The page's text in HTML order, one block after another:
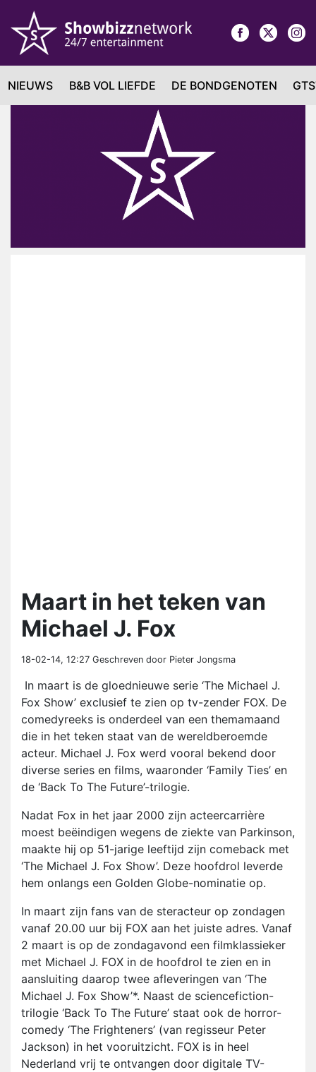
NIEUWS B&B VOL LIEFDE DE BONDGENOTEN
Maart in het teken van
Michael J. Fox
18-02-14, 12:27 Geschreven door Pieter Jongsma
In maart is de gloednieuwe serie ‘The Michael J.
Fox Show’ exclusief te zien op tv-zender FOX. De
comedyreeks is onderdeel van een themamaand
die in het teken staat van de wereldberoemde
acteur. Michael J. Fox werd vooral bekend door
diverse series en films, waaronder ‘Family Ties’ en
de ‘Back To The Future’-trilogie.
Nadat Fox in het jaar 2000 zijn acteercarrière
moest beëindigen wegens de ziekte van Parkinson,
maakte hij op 51-jarige leeftijd zijn comeback met
‘The Michael J. Fox Show’. Deze hoofdrol leverde
hem onlangs een Golden Globe-nominatie op.
In maart zijn fans van de steracteur op zondagen
vanaf 20.00 uur bij FOX aan het juiste adres. Vanaf
2 maart is op de zondagavond een filmklassieker
met Michael J. FOX in de hoofdrol te zien en in
aansluiting daarop twee afleveringen van ‘The
Michael J. Fox Show’*. Naast de sciencefiction-
trilogie ‘Back To The Future’ staat ook de horror-
comedy ‘The Frighteners’ (van regisseur Peter
Jackson) in het vooruitzicht. FOX is in heel
Nederland vrij te ontvangen door digitale TV-